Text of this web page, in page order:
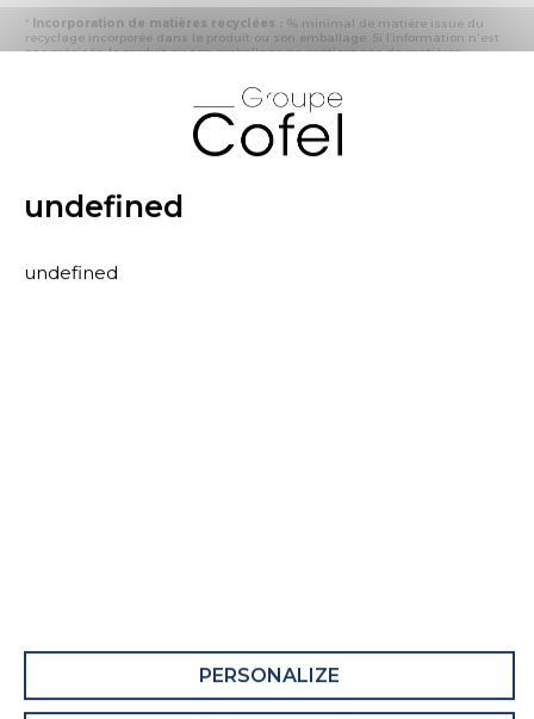
* Incorporation de matières recyclées : % minimal de matière issue du
recyclage incorporée dans le produit ou son emballage. Si l’information n'est
pas précisée, le produit ou son emballage ne contient pas de matières
- « produit ou emballage majoritairement recyclable » : la matière recyclée
produite par les processus de recyclage mis en œuvre représente plus de 50
% en masse du déchet collecté
- « produit ou emballage entièrement recyclable » : la matière recyclée
* Primes et pénalités appliquées au produit :
rubrique les primes et pénalités déclarées à ECOMAISON et CITEO (Eco
recyclées.
Recyclabilité du produit : Majoritairement
undefined
undefined
PERSONALIZE